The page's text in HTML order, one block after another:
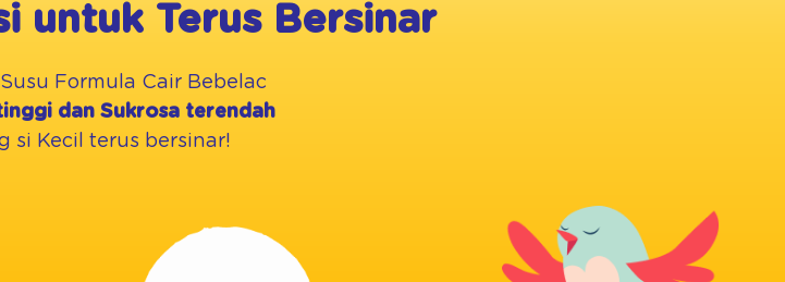
untuk Terus Bersinar
Formula Cair Bebelac
dan Sukrosa terendah
si Kecil terus bersinar!